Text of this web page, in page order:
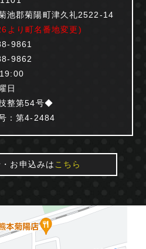
池郡菊陽町津久礼2522-14
より町名番地変更)
9861
9862
日
整第54号◆
：第4-2484
お申込みは こちら